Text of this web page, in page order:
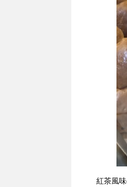
紅茶風